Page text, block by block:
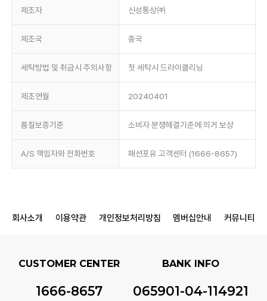
제조자 신성통상㈜
제조국 중국
세탁방법 및 취급시 주의사항 첫 세탁시 드라이클리닝
제조연월 20240401
품질보증기준 소비자 분쟁해결기준에 의거 보상
A/S 책임자와 전화번호 패션포유 고객센터 (1666-8657)
회사소개 이용약관 개인정보처리방침 멤버십안내 커뮤니티
CUSTOMER CENTER
1666-8657
BANK INFO
065901-04-114921